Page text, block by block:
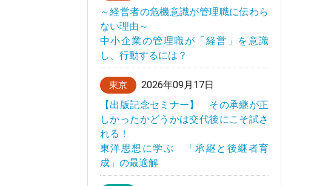
～経営者の危機意識が管理職に伝わら
ない理由～
中小企業の管理職が「経営」を意識
し、行動するには？
東京
2026年09月17日
【出版記念セミナー】 その承継が正
しかったかどうかは交代後にこそ試さ
れる！
東洋思想に学ぶ 「承継と後継者育
成」の最適解